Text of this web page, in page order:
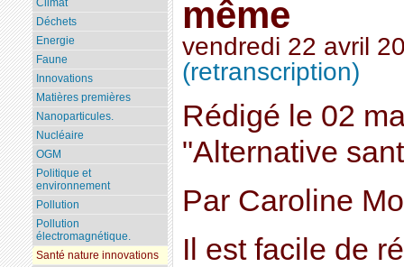
même
vendredi 22 avril
(retranscription)
Rédigé le 02
"Alternative
Par Caroline
Il est facile de
Climat
Déchets
Energie
Faune
Innovations
Matières premières
Nanoparticules.
Nucléaire
OGM
Politique et
environnement
Pollution
Pollution
électromagnétique.
Santé nature innovations